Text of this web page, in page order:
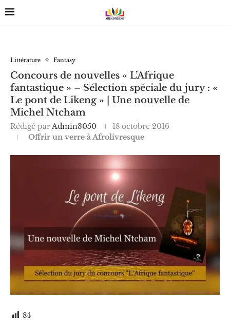
Littérature Fantasy
Concours de nouvelles « L’Afrique
fantastique » – Sélection spéciale du jury : «
Le pont de Likeng » | Une nouvelle de
Michel Ntcham
Rédigé parAdmin3050
18 octobre 2016
Offrir un verre à Afrolivresque
84